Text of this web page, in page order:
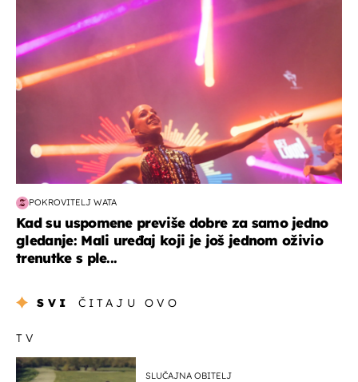
POKROVITELJ WATA
Kad su uspomene previše dobre za samo jedno
gledanje: Mali uređaj koji je još jednom oživio
trenutke s ple...
SVI ČITAJU OVO
TV
SLUČAJNA OBITELJ